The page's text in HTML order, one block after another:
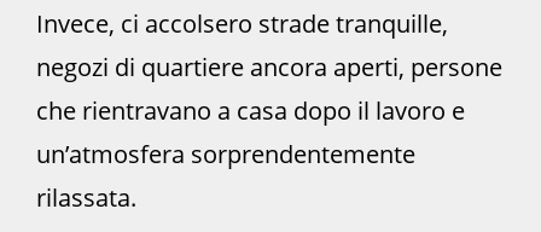
Invece, ci accolsero strade tranquille,
negozi di quartiere ancora aperti, persone
che rientravano a casa dopo il lavoro e
un’atmosfera sorprendentemente
rilassata.